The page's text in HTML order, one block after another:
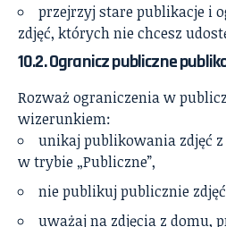
przejrzyj stare publikacje i
zdjęć, których nie chcesz
10.2. Ogranicz publiczne
Rozważ ograniczenia w
wizerunkiem:
unikaj publikowania zdjęć
w trybie „Publiczne”,
nie publikuj publicznie
uważaj na zdjęcia z domu,